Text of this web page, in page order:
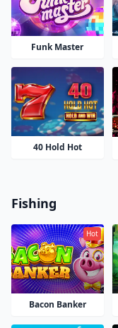
Funk Master
40 Hold Hot
Fishing
Bacon Banker
Hot